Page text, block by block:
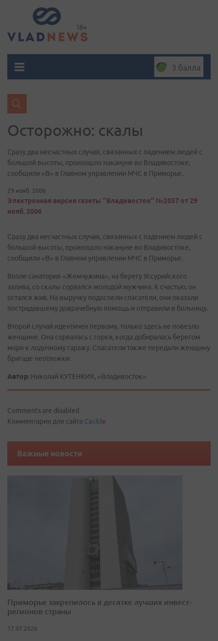
3 балла
Осторожно: скалы
Сразу два несчастных случая, связанных с падением людей с
большой высоты, произошло накануне во Владивостоке,
сообщили «В» в Главном управлении МЧС в Приморье.
29 нояб. 2006
Электронная версия газеты "Владивосток" №2057 от 29
нояб. 2006
Сразу два несчастных случая, связанных с падением людей с
большой высоты, произошло накануне во Владивостоке,
сообщили «В» в Главном управлении МЧС в Приморье.
Возле санатория «Жемчужина», на берегу Уссурийского
залива, со скалы сорвался молодой мужчина. К счастью, он
остался жив. На выручку подоспели спасатели, они оказали
пострадавшему доврачебную помощь и отправили в больницу.
Второй случай идентичен первому, только здесь не повезло
женщине. Она сорвалась с горки, когда добиралась берегом
моря к лодочному гаражу. Спасатели также передали женщину
бригаде неотложки.
Автор: Николай КУТЕНКИХ, «Владивосток»
Comments are disabled
Комментарии для сайта Cackle
Важные новости
Приморье закрепилось в десятке лучших инвест-
регионов страны
17.07.2026